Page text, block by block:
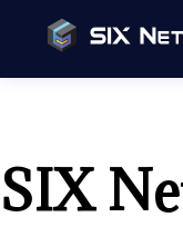
SIX